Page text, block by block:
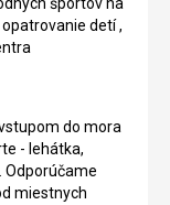
detí ,
do mora
- lehátka,
Odporúčame
miestnych